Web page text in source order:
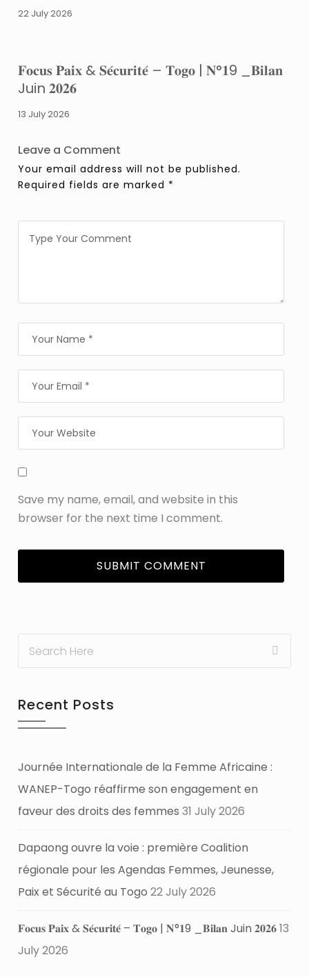
22 July 2026
𝐅𝐨𝐜𝐮𝐬 𝐏𝐚𝐢𝐱 & 𝐒𝐞́𝐜𝐮𝐫𝐢𝐭𝐞́ – 𝐓𝐨𝐠𝐨 | 𝐍°𝟏9 _𝐁𝐢𝐥𝐚𝐧
Juin 𝟐𝟎𝟐𝟔
13 July 2026
Leave a Comment
Your email address will not be published.
Required fields are marked *
Save my name, email, and website in this
browser for the next time I comment.
Recent Posts
Journée Internationale de la Femme Africaine :
WANEP-Togo réaffirme son engagement en
faveur des droits des femmes 31 July 2026
Dapaong ouvre la voie : première Coalition
régionale pour les Agendas Femmes, Jeunesse,
Paix et Sécurité au Togo 22 July 2026
𝐅𝐨𝐜𝐮𝐬 𝐏𝐚𝐢𝐱 & 𝐒𝐞́𝐜𝐮𝐫𝐢𝐭𝐞́ – 𝐓𝐨𝐠𝐨 | 𝐍°𝟏9 _𝐁𝐢𝐥𝐚𝐧 Juin 𝟐𝟎𝟐𝟔13
July 2026